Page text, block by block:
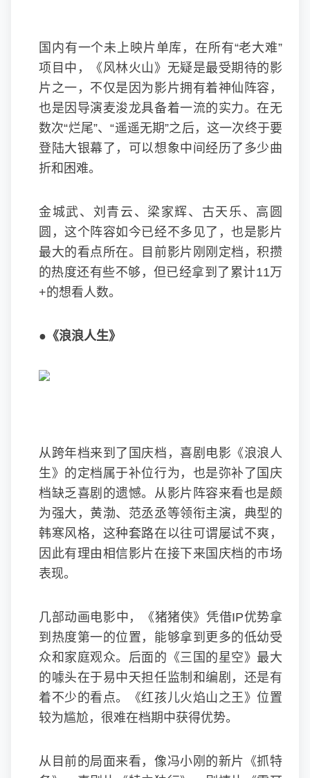
国内有一个未上映片单库，在所有“老大难”
项目中，《风林火山》无疑是最受期待的影
片之一，不仅是因为影片拥有着神仙阵容，
也是因导演麦浚龙具备着一流的实力。在无
数次“烂尾”、“遥遥无期”之后，这一次终于要
登陆大银幕了，可以想象中间经历了多少曲
折和困难。
金城武、刘青云、梁家辉、古天乐、高圆
圆，这个阵容如今已经不多见了，也是影片
最大的看点所在。目前影片刚刚定档，积攒
的热度还有些不够，但已经拿到了累计11万
+的想看人数。
●《浪浪人生》
从跨年档来到了国庆档，喜剧电影《浪浪人
生》的定档属于补位行为，也是弥补了国庆
档缺乏喜剧的遗憾。从影片阵容来看也是颇
为强大，黄渤、范丞丞等领衔主演，典型的
韩寒风格，这种套路在以往可谓屡试不爽，
因此有理由相信影片在接下来国庆档的市场
表现。
几部动画电影中，《猪猪侠》凭借IP优势拿
到热度第一的位置，能够拿到更多的低幼受
众和家庭观众。后面的《三国的星空》最大
的噱头在于易中天担任监制和编剧，还是有
着不少的看点。《红孩儿火焰山之王》位置
较为尴尬，很难在档期中获得优势。
从目前的局面来看，像冯小刚的新片《抓特